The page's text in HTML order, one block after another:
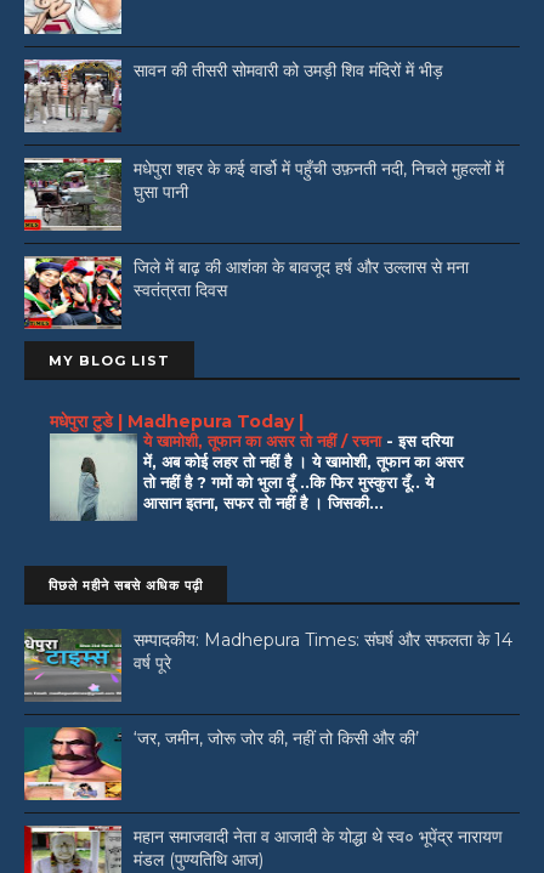
सावन की तीसरी सोमवारी को उमड़ी शिव मंदिरों में भीड़
मधेपुरा शहर के कई वार्डो में पहुँची उफ़नती नदी, निचले मुहल्लों में
घुसा पानी
जिले में बाढ़ की आशंका के बावजूद हर्ष और उल्लास से मना
स्वतंत्रता दिवस
MY BLOG LIST
मधेपुरा टुडे | Madhepura Today |
ये खामोशी, तूफान का असर तो नहीं / रचना -इस दरिया
में, अब कोई लहर तो नहीं है । ये खामोशी, तूफान का असर
तो नहीं है ? गमों को भुला दूँ ..कि फिर मुस्कुरा दूँ.. ये
आसान इतना, सफर तो नहीं है । जिसकी...
पिछले महीने सबसे अधिक पढ़ी
सम्पादकीय: Madhepura Times: संघर्ष और सफलता के 14
वर्ष पूरे
‘जर, जमीन, जोरू जोर की, नहीं तो किसी और की’
महान समाजवादी नेता व आजादी के योद्धा थे स्व० भूपेंद्र नारायण
मंडल (पुण्यतिथि आज)